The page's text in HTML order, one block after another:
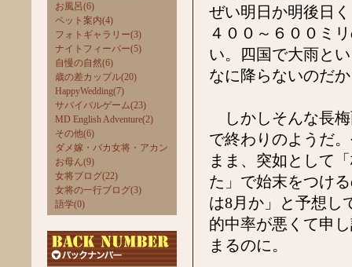
お風呂(6)
ペット案内(4)
フォトギャラリー(3)
ナイトフィーバー(5)
自慢の自然(6)
歳の差カップル(20)
HappyWedding(7)
サバイバルゲーム(23)
MD English Adventure(2)
その他(6)
ダメ嫁・バカ女将・アカン
お母ん(9)
女将ブログ(22)
女将の一行ブログ(3)
語学(0)
ぜい明日か明後日
４００～６００ミ
い。四国で大雨と
なに降らないのだ
しかしそんな長梅
で終わりのようだ
まま、突如として
た」で始末をつけ
は8月か」と予想し
的中率が悪くて申
まるのに。